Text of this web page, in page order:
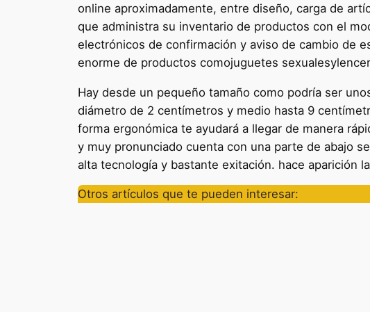
online aproximadamente, entre diseño, carga de
que administra su inventario de productos con el
electrónicos de confirmación y aviso de cambio de
enorme de productos comojuguetes
Hay desde un pequeño tamaño como podría ser
diámetro de 2 centímetros y medio hasta 9
forma ergonómica te ayudará a llegar de manera
y muy pronunciado cuenta con una parte de abajo
alta tecnología y bastante exitación. hace aparición
Otros artículos que te pueden interesar: